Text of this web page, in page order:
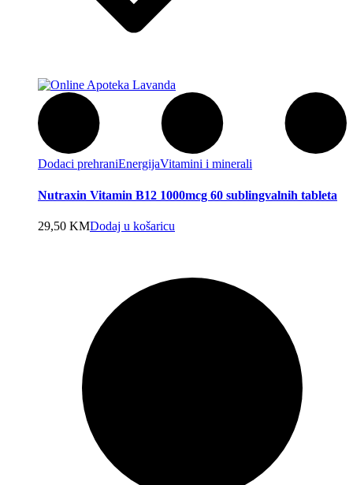
Dodaci prehraniEnergijaVitamini i minerali
Nutraxin Vitamin B12 1000mcg 60 sublingvalnih tableta
29,50 KMDodaj u košaricu